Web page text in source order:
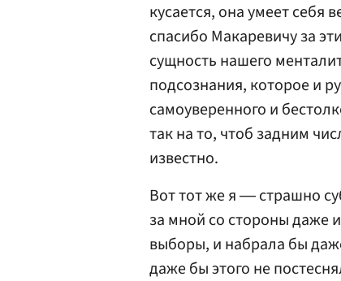
кусается, она умеет себя
спасибо Макаревичу за
сущность нашего
подсознания, которое и
самоуверенного и
так на то, чтоб задним
известно.
Вот тот же я ― страшно
за мной со стороны даже
выборы, и набрала бы
даже бы этого не